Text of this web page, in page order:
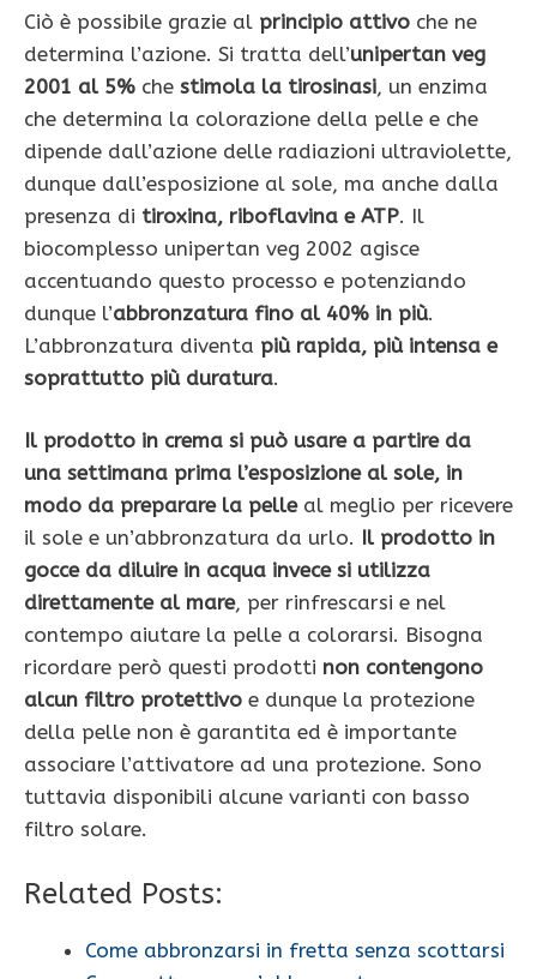
Ciò è possibile grazie al principio attivo che ne
determina l’azione. Si tratta dell’unipertan veg
2001 al 5% che stimola la tirosinasi, un enzima
che determina la colorazione della pelle e che
dipende dall’azione delle radiazioni ultraviolette,
dunque dall’esposizione al sole, ma anche dalla
presenza di tiroxina, riboflavina e ATP. Il
biocomplesso unipertan veg 2002 agisce
accentuando questo processo e potenziando
dunque l’abbronzatura fino al 40% in più.
L’abbronzatura diventa più rapida, più intensa e
soprattutto più duratura.
Il prodotto in crema si può usare a partire da
una settimana prima l’esposizione al sole, in
modo da preparare la pelleal meglio per ricevere
il sole e un’abbronzatura da urlo. Il prodotto in
gocce da diluire in acqua invece si utilizza
direttamente al mare, per rinfrescarsi e nel
contempo aiutare la pelle a colorarsi. Bisogna
ricordare però questi prodotti non contengono
alcun filtro protettivo e dunque la protezione
della pelle non è garantita ed è importante
associare l’attivatore ad una protezione. Sono
tuttavia disponibili alcune varianti con basso
filtro solare.
Related Posts:
Come abbronzarsi in fretta senza scottarsi